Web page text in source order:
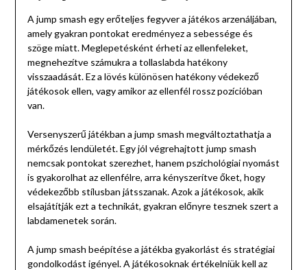
A jump smash egy erőteljes fegyver a játékos arzenáljában,
amely gyakran pontokat eredményez a sebessége és
szöge miatt. Meglepetésként érheti az ellenfeleket,
megnehezítve számukra a tollaslabda hatékony
visszaadását. Ez a lövés különösen hatékony védekező
játékosok ellen, vagy amikor az ellenfél rossz pozícióban
van.
Versenyszerű játékban a jump smash megváltoztathatja a
mérkőzés lendületét. Egy jól végrehajtott jump smash
nemcsak pontokat szerezhet, hanem pszichológiai nyomást
is gyakorolhat az ellenfélre, arra kényszerítve őket, hogy
védekezőbb stílusban játsszanak. Azok a játékosok, akik
elsajátítják ezt a technikát, gyakran előnyre tesznek szert a
labdamenetek során.
A jump smash beépítése a játékba gyakorlást és stratégiai
gondolkodást igényel. A játékosoknak értékelniük kell az